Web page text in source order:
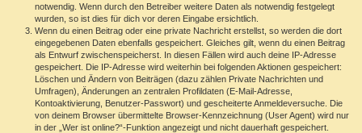
notwendig. Wenn durch den Betreiber weitere Daten als notwendig festgelegt
wurden, so ist dies für dich vor deren Eingabe ersichtlich.
Wenn du einen Beitrag oder eine private Nachricht erstellst, so werden die dort
eingegebenen Daten ebenfalls gespeichert. Gleiches gilt, wenn du einen Beitrag
als Entwurf zwischenspeicherst. In diesen Fällen wird auch deine IP-Adresse
gespeichert. Die IP-Adresse wird weiterhin bei folgenden Aktionen gespeichert:
Löschen und Ändern von Beiträgen (dazu zählen Private Nachrichten und
Umfragen), Änderungen an zentralen Profildaten (E-Mail-Adresse,
Kontoaktivierung, Benutzer-Passwort) und gescheiterte Anmeldeversuche. Die
von deinem Browser übermittelte Browser-Kennzeichnung (User Agent) wird nur
in der „Wer ist online?“-Funktion angezeigt und nicht dauerhaft gespeichert.